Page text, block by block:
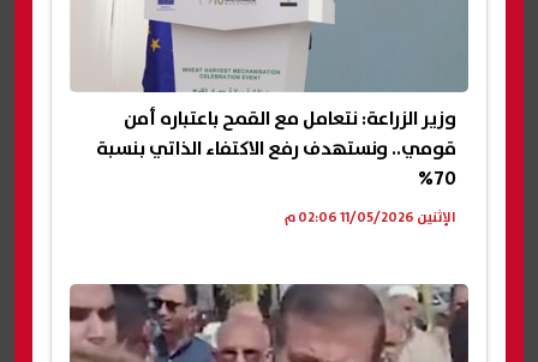
وزير الزراعة: نتعامل مع القمح باعتباره أمن
قومي.. ونستهدف رفع الاكتفاء الذاتي بنسبة
70%
الإثنين 11/05/2026 02:06 م